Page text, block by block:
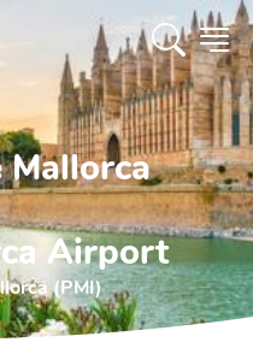
Mallorca
Airport
(PMI)